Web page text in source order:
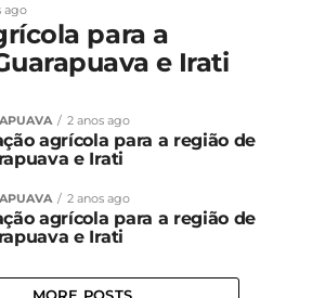
ago
para a
e Irati
2 anos ago
agrícola para a região de
e Irati
2 anos ago
agrícola para a região de
e Irati